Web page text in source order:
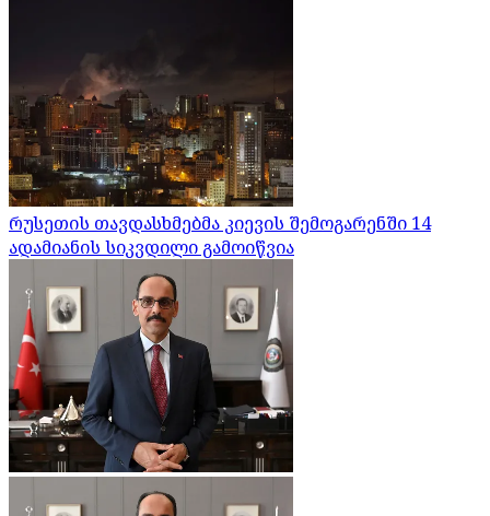
რუსეთის თავდასხმებმა კიევის შემოგარენში 14
ადამიანის სიკვდილი გამოიწვია